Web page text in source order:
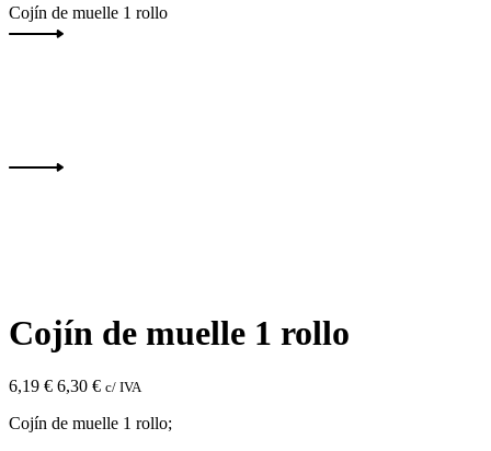
Cojín de muelle 1 rollo
Navegación
Cojín de muelle 1 rollo
6,19 € 6,30 € c/ IVA
Cojín de muelle 1 rollo;